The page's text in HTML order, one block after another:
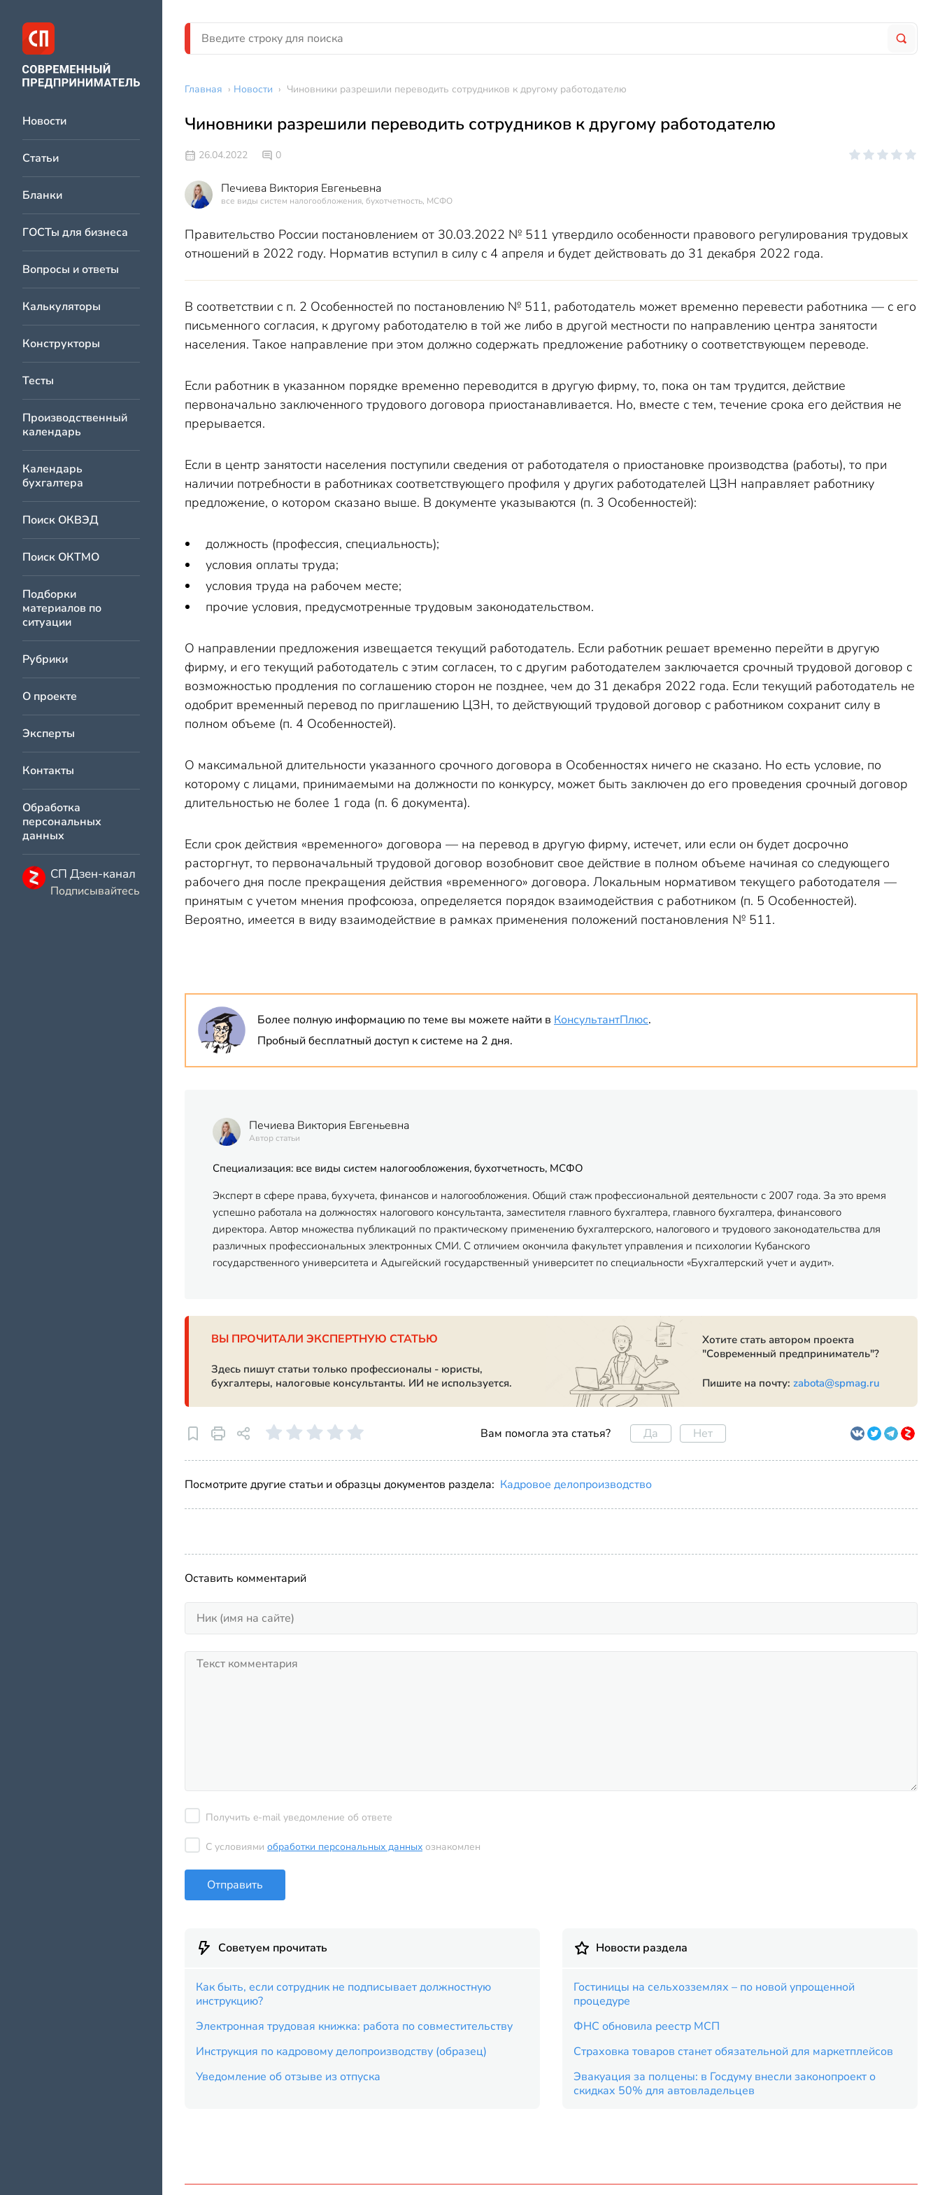
Новости
Статьи
Бланки
ГОСТы для бизнеса
Вопросы и ответы
Калькуляторы
Конструкторы
Тесты
Производственный
календарь
Календарь
бухгалтера
Поиск ОКВЭД
Поиск ОКТМО
Подборки
материалов по
ситуации
Рубрики
О проекте
Эксперты
Контакты
Обработка
персональных
данных
СП Дзен-канал
Подписывайтесь
Главная › Новости › Чиновники разрешили переводить сотрудников к другому работодателю
Чиновники разрешили переводить сотрудников к другому работодателю
26.04.2022 0
Печиева Виктория Евгеньевна
все виды систем налогообложения, бухотчетность, МСФО
Правительство России постановлением от 30.03.2022 № 511 утвердило особенности правового регулирования трудовых
отношений в 2022 году. Норматив вступил в силу с 4 апреля и будет действовать до 31 декабря 2022 года.
В соответствии с п. 2 Особенностей по постановлению № 511, работодатель может временно перевести работника — с его
письменного согласия, к другому работодателю в той же либо в другой местности по направлению центра занятости
населения. Такое направление при этом должно содержать предложение работнику о соответствующем переводе.
Если работник в указанном порядке временно переводится в другую фирму, то, пока он там трудится, действие
первоначально заключенного трудового договора приостанавливается. Но, вместе с тем, течение срока его действия не
прерывается.
Если в центр занятости населения поступили сведения от работодателя о приостановке производства (работы), то при
наличии потребности в работниках соответствующего профиля у других работодателей ЦЗН направляет работнику
предложение, о котором сказано выше. В документе указываются (п. 3 Особенностей):
должность (профессия, специальность);
условия оплаты труда;
условия труда на рабочем месте;
прочие условия, предусмотренные трудовым законодательством.
О направлении предложения извещается текущий работодатель. Если работник решает временно перейти в другую
фирму, и его текущий работодатель с этим согласен, то с другим работодателем заключается срочный трудовой договор с
возможностью продления по соглашению сторон не позднее, чем до 31 декабря 2022 года. Если текущий работодатель не
одобрит временный перевод по приглашению ЦЗН, то действующий трудовой договор с работником сохранит силу в
полном объеме (п. 4 Особенностей).
О максимальной длительности указанного срочного договора в Особенностях ничего не сказано. Но есть условие, по
которому с лицами, принимаемыми на должности по конкурсу, может быть заключен до его проведения срочный договор
длительностью не более 1 года (п. 6 документа).
Если срок действия «временного» договора — на перевод в другую фирму, истечет, или если он будет досрочно
расторгнут, то первоначальный трудовой договор возобновит свое действие в полном объеме начиная со следующего
рабочего дня после прекращения действия «временного» договора. Локальным нормативом текущего работодателя —
принятым с учетом мнения профсоюза, определяется порядок взаимодействия с работником (п. 5 Особенностей).
Вероятно, имеется в виду взаимодействие в рамках применения положений постановления № 511.
Более полную информацию по теме вы можете найти в КонсультантПлюс.
Пробный бесплатный доступ к системе на 2 дня.
Печиева Виктория Евгеньевна
Автор статьи
Специализация: все виды систем налогообложения, бухотчетность, МСФО
Эксперт в сфере права, бухучета, финансов и налогообложения. Общий стаж профессиональной деятельности с 2007 года. За это время
успешно работала на должностях налогового консультанта, заместителя главного бухгалтера, главного бухгалтера, финансового
директора. Автор множества публикаций по практическому применению бухгалтерского, налогового и трудового законодательства для
различных профессиональных электронных СМИ. С отличием окончила факультет управления и психологии Кубанского
государственного университета и Адыгейский государственный университет по специальности «Бухгалтерский учет и аудит».
ВЫ ПРОЧИТАЛИ ЭКСПЕРТНУЮ СТАТЬЮ
Здесь пишут статьи только профессионалы - юристы,
бухгалтеры, налоговые консультанты. ИИ не используется.
Хотите стать автором проекта
"Современный предприниматель"?
Пишите на почту:zabota@spmag.ru
Вам помогла эта статья? Да Нет
Посмотрите другие статьи и образцы документов раздела: Кадровое делопроизводство
Оставить комментарий
Получить e-mail уведомление об ответе
С условиями обработки персональных данных ознакомлен
Отправить
Советуем прочитать
Как быть, если сотрудник не подписывает должностную
инструкцию?
Электронная трудовая книжка: работа по совместительству
Инструкция по кадровому делопроизводству (образец)
Уведомление об отзыве из отпуска
Новости раздела
Гостиницы на сельхозземлях – по новой упрощенной
процедуре
ФНС обновила реестр МСП
Страховка товаров станет обязательной для маркетплейсов
Эвакуация за полцены: в Госдуму внесли законопроект о
скидках 50% для автовладельцев